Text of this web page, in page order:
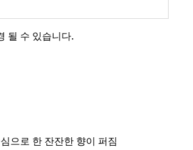
될 수 있습니다.
으로 한 잔잔한 향이 퍼짐